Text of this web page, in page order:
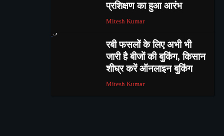
प्रशिक्षण का हुआ आरंभ
Mitesh Kumar
5
रबी फसलों के लिए अभी भी
जारी है बीजों की बुकिंग, किसान
शीघ्र करें ऑनलाइन बुकिंग
Mitesh Kumar